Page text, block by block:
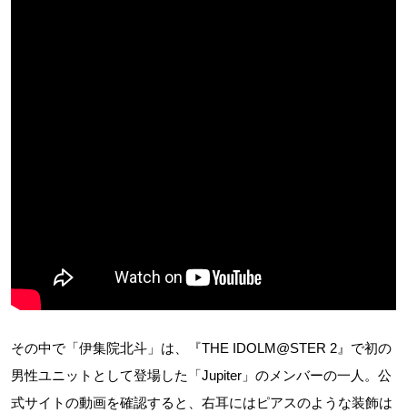
その中で「伊集院北斗」は、『THE IDOLM@STER 2』で初の
男性ユニットとして登場した「Jupiter」のメンバーの一人。公
式サイトの動画を確認すると、右耳にはピアスのような装飾は